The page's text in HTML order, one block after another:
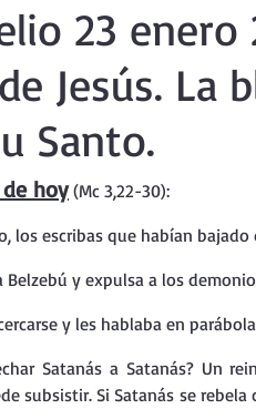
del Catecismo Santo
Santa Teresita - Acto de
La vida espiritual
Retiro Adviento -
23 enero
Jesús. La
Santo.
hoy (Mc 3,22-30):
los escribas que habían bajado
Belzebú y expulsa a los
y les hablaba en
Satanás a Satanás? Un
subsistir. Si Satanás se